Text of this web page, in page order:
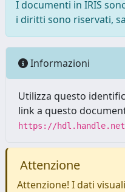
I documenti in IRIS
i diritti sono riservati,
Informazioni
Utilizza questo
link a questo
https://hdl.handle.net/
Attenzione
Attenzione! I dati